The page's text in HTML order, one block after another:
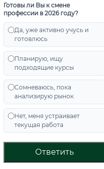
Готовы ли Вы к смене
профессии в 2026 году?
Да, уже активно учусь и
готовлюсь
Планирую, ищу
подходящие курсы
Сомневаюсь, пока
анализирую рынок
Нет, меня устраивает
текущая работа
Ответить